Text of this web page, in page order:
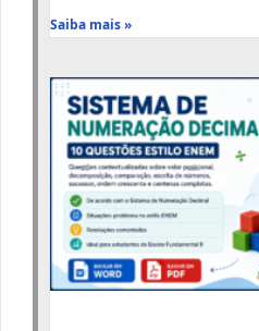
Saiba mais »